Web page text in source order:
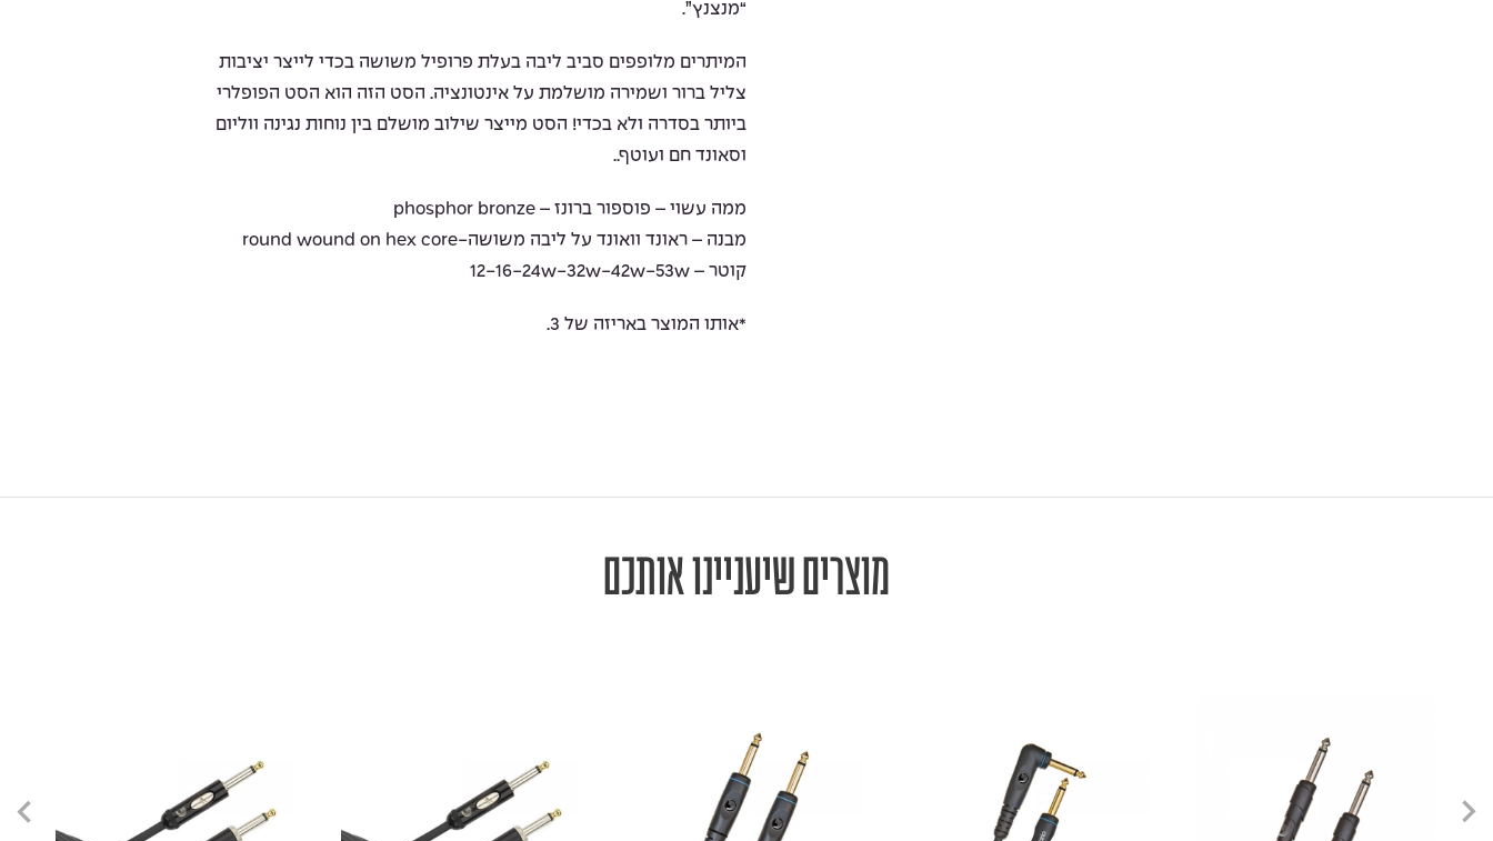
“מנצנץ”.
המיתרים מלופפים סביב ליבה בעלת פרופיל משושה בכדי לייצר יציבות
צליל ברור ושמירה מושלמת על אינטונציה. הסט הזה הוא הסט הפופלרי
ביותר בסדרה ולא בכדי! הסט מייצר שילוב מושלם בין נוחות נגינה ווליום
וסאונד חם ועוטף..
ממה עשוי – פוספור ברונז – phosphor bronze
מבנה – ראונד וואונד על ליבה משושה-round wound on hex core
קוטר – 12-16-24w-32w-42w-53w
*אותו המוצר באריזה של 3.
מוצרים שיעניינו אותכם